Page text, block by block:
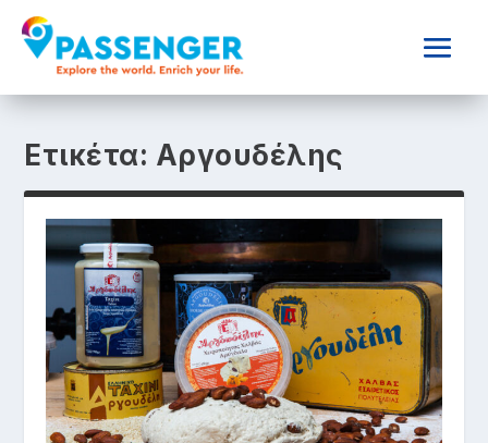
Ετικέτα: Αργουδέλης